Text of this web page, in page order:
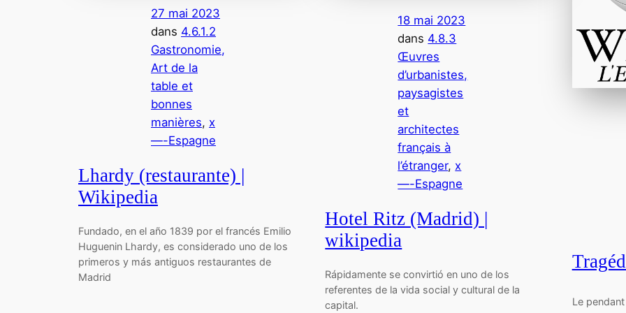
27 mai 2023
dans 4.6.1.2
Gastronomie,
Art de la
table et
bonnes
manières, x
—-Espagne
Lhardy (restaurante) |
Wikipedia
Fundado, en el año 1839 por el francés Emilio
Huguenin Lhardy,​ es considerado uno de los
primeros y más antiguos restaurantes de
Madrid
18 mai 2023
dans 4.8.3
Œuvres
d’urbanistes,
paysagistes
et
architectes
français à
l’étranger, x
—-Espagne
Hotel Ritz (Madrid) |
wikipedia
Rápidamente se convirtió en uno de los
referentes de la vida social y cultural de la
capital.
Le